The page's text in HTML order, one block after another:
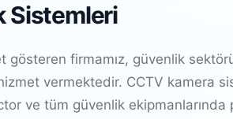
Sistemleri
gösteren firmamız, güvenlik
vermektedir. CCTV kamera
ve tüm güvenlik ekipmanlarında